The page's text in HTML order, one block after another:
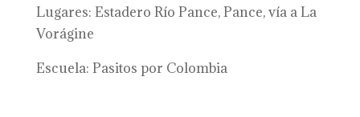
Lugares: Estadero Río Pance, Pance, vía a La
Vorágine
Escuela: Pasitos por Colombia